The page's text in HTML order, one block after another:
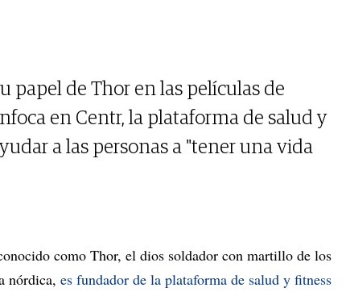
papel de Thor en las películas de
en Centr, la plataforma de salud y
a las personas a "tener una vida
como Thor, el dios soldador con martillo de los
nórdica, es fundador de la plataforma de salud y fitness